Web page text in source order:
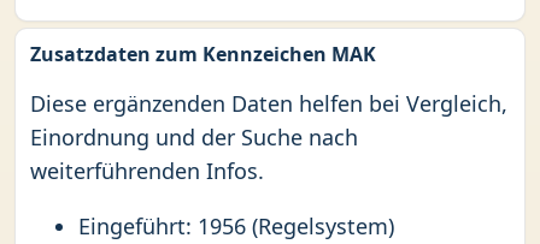
Zusatzdaten zum Kennzeichen MAK
Diese ergänzenden Daten helfen bei Vergleich,
Einordnung und der Suche nach
weiterführenden Infos.
Eingeführt: 1956 (Regelsystem)